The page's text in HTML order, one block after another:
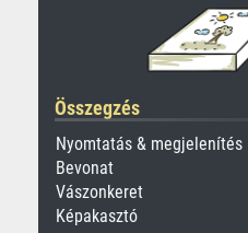
Összegzés
Nyomtatás & megjelenítés
Bevonat
Vászonkeret
Képakasztó